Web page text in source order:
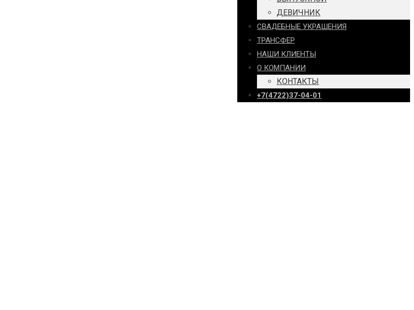
ДЕВИЧНИК
СВАДЕБНЫЕ УКРАШЕНИЯ
ТРАНСФЕР
НАШИ КЛИЕНТЫ
О КОМПАНИИ
КОНТАКТЫ
+7(4722)37-04-01